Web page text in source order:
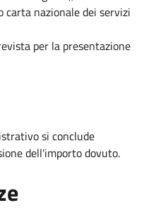
carta nazionale dei servizi
per la presentazione
si conclude
dell'importo dovuto.